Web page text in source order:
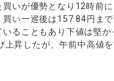
買いが優勢となり12時前
買い一巡後は157.84円ま
ることもあり下値は堅か
上昇したが、午前中高値を